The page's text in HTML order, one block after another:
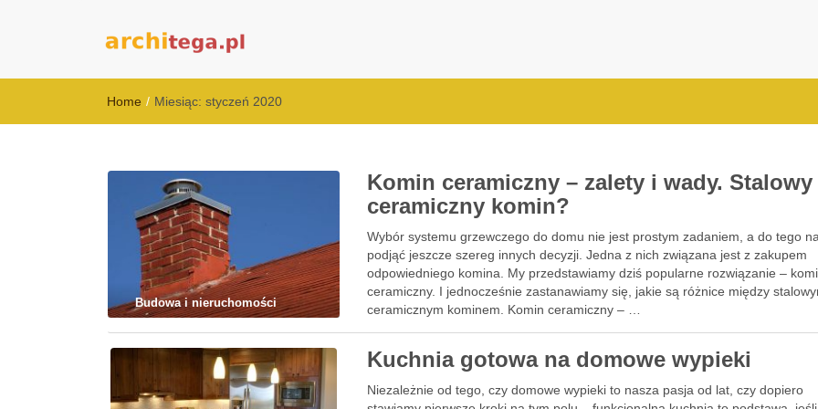
Home / Miesiąc: styczeń 2020
Budowa i nieruchomości
Komin ceramiczny – zalety i wady. Stalowy
ceramiczny komin?
Wybór systemu grzewczego do domu nie jest prostym zadaniem, a do tego
podjąć jeszcze szereg innych decyzji. Jedna z nich związana jest z zakupem
odpowiedniego komina. My przedstawiamy dziś popularne rozwiązanie –
ceramiczny. I jednocześnie zastanawiamy się, jakie są różnice między
ceramicznym kominem. Komin ceramiczny – …
Kuchnia gotowa na domowe wypieki
Niezależnie od tego, czy domowe wypieki to nasza pasja od lat, czy dopiero